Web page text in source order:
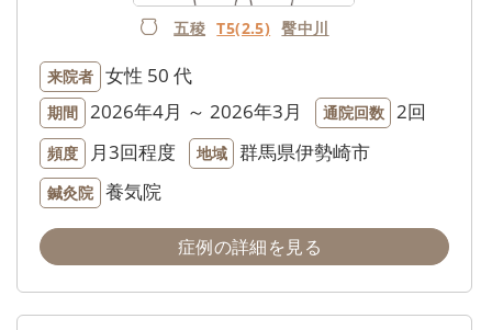
五稜 T5(2.5) 臀中川
来院者 女性 50 代
期間 2026年4月 ～ 2026年3月 通院回数 2回
頻度 月3回程度 地域 群馬県伊勢崎市
鍼灸院 養気院
症例の詳細を見る